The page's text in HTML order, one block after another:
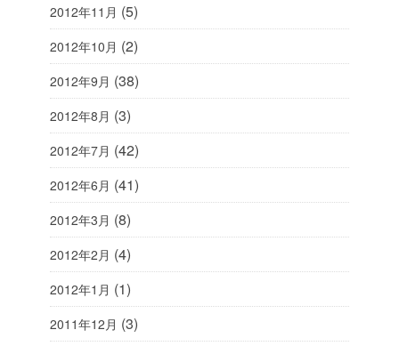
2012年11月 (5)
2012年10月 (2)
2012年9月 (38)
2012年8月 (3)
2012年7月 (42)
2012年6月 (41)
2012年3月 (8)
2012年2月 (4)
2012年1月 (1)
2011年12月 (3)